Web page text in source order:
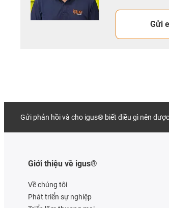
Gửi
Gửi phản hồi và cho igus® biết điều gì nên
Giới thiệu về igus®
Về chúng tôi
Phát triển sự nghiệp